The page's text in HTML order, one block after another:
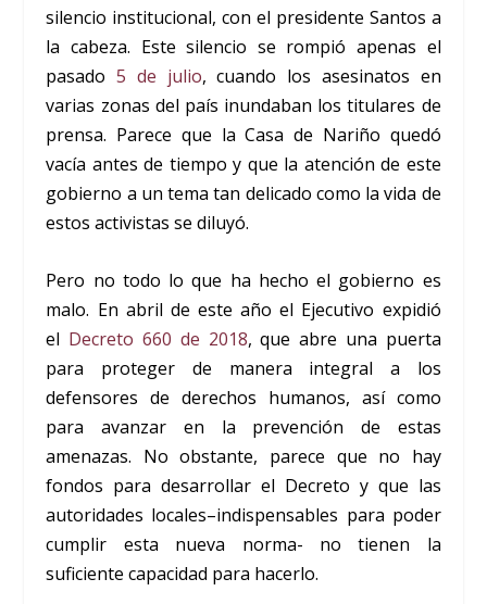
silencio institucional, con el presidente Santos a
la cabeza. Este silencio se rompió apenas el
pasado5 de julio, cuando los asesinatos en
varias zonas del país inundaban los titulares de
prensa. Parece que la Casa de Nariño quedó
vacía antes de tiempo y que la atención de este
gobierno a un tema tan delicado como la vida de
estos activistas se diluyó.
Pero no todo lo que ha hecho el gobierno es
malo. En abril de este año el Ejecutivo expidió
el Decreto 660 de 2018, que abre una puerta
para proteger de manera integral a los
defensores de derechos humanos, así como
para avanzar en la prevención de estas
amenazas. No obstante, parece que no hay
fondos para desarrollar el Decreto y que las
autoridades locales–indispensables para poder
cumplir esta nueva norma- no tienen la
suficiente capacidad para hacerlo.